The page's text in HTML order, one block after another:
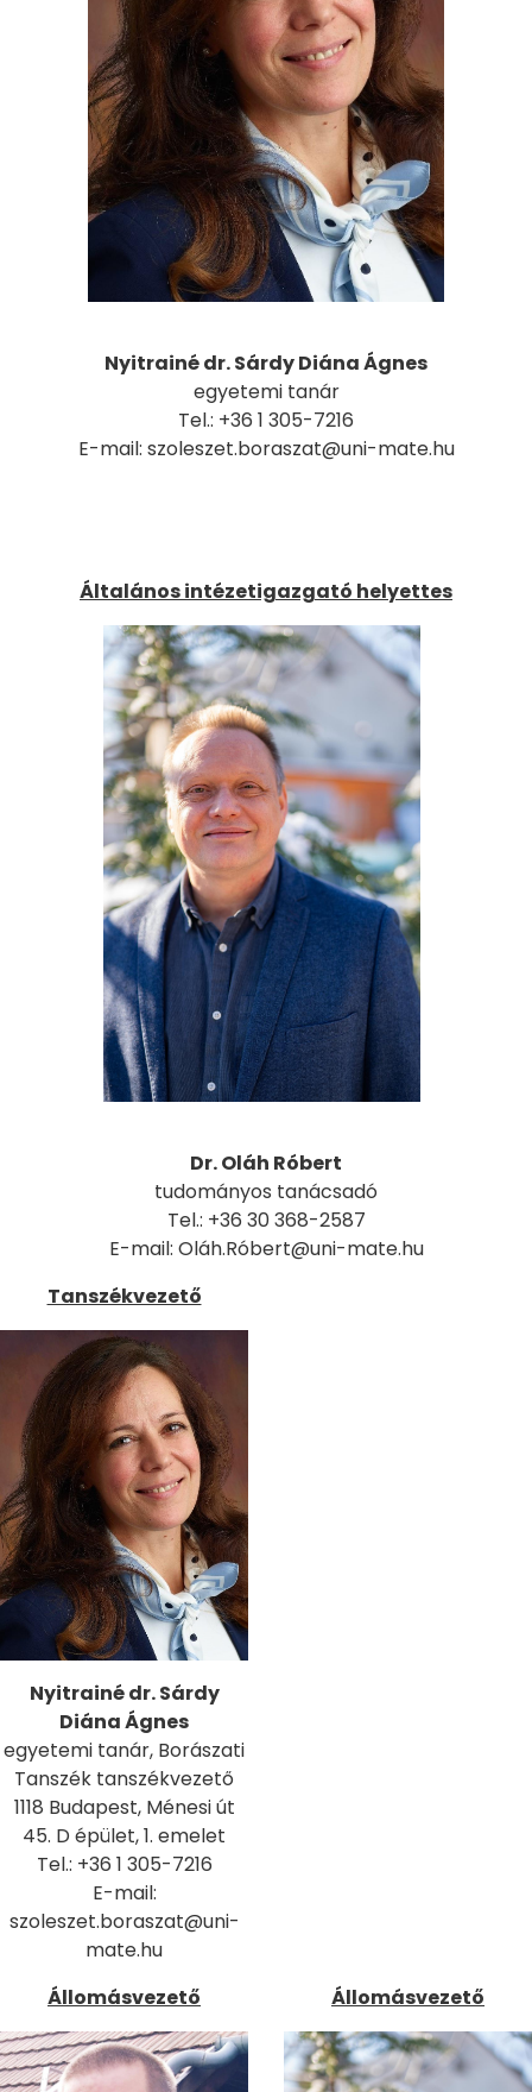
Nyitrainé dr. Sárdy Diána Ágnes
egyetemi tanár
Tel.: +36 1 305-7216
E-mail: szoleszet.boraszat@uni-mate.hu
Általános intézetigazgató helyettes
Dr. Oláh Róbert
tudományos tanácsadó
Tel.: +36 30 368-2587
E-mail: Oláh.Róbert@uni-mate.hu
Tanszékvezető
Nyitrainé dr. Sárdy
Diána Ágnes
egyetemi tanár, Borászati
Tanszék tanszékvezető
1118 Budapest, Ménesi út
45. D épület, 1. emelet
Tel.: +36 1 305-7216
E-mail:
szoleszet.boraszat@uni-
mate.hu
Állomásvezető
Állomásvezető